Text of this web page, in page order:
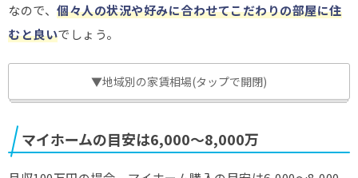
なので、 個々人の状況や好みに合わせてこだわりの部屋に住
むと良いでしょう。
▼地域別の家賃相場(タップで開閉)
マイホームの目安は6,000～8,000万